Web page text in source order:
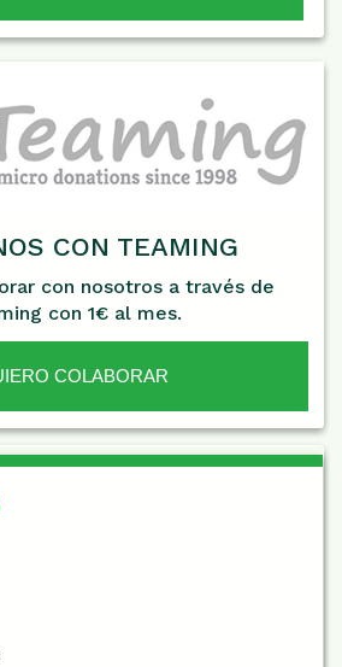
CON TEAMING
con nosotros a través de
con 1€ al mes.
COLABORAR